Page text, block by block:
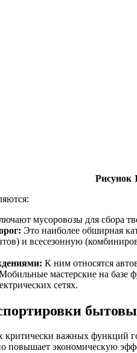
Рисунок
мусоровозы для сбора
Это наиболее обширная
и всесезонную
К ним относятся
мастерские на базе
сетях.
важных функций
повышает экономическую